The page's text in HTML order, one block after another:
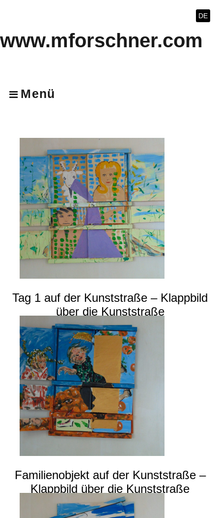
DE
www.mforschner.com
Menü
Tag 1 auf der Kunststraße – Klappbild
über die Kunststraße
Familienobjekt auf der Kunststraße –
Klappbild über die Kunststraße